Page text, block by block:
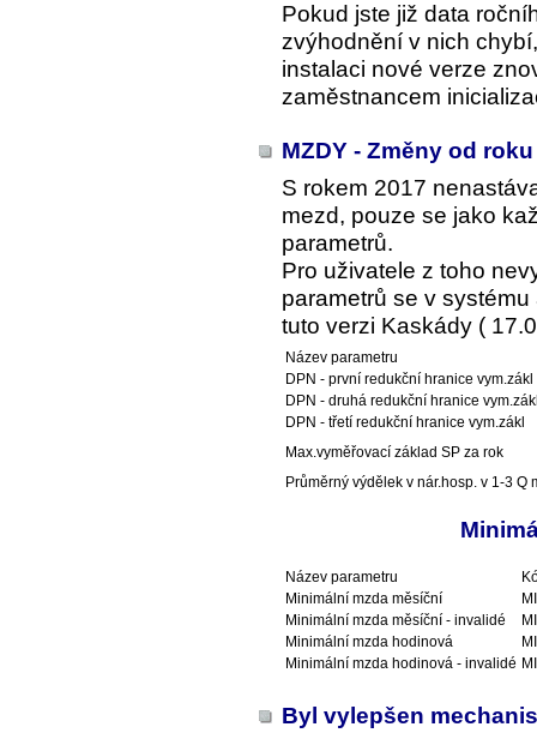
Pokud jste již data
zvýhodnění v nich
instalaci nové verze
zaměstnancem
MZDY - Změny od
S rokem 2017
mezd, pouze se jako
parametrů.
Pro uživatele z toho
parametrů se v
tuto verzi Kaskády (
Název parametru
DPN - první redukční hranice vym.zákl
DPN - druhá redukční hranice
DPN - třetí redukční hranice vym.zákl
Max.vyměřovací základ SP za rok
Průměrný výdělek v nár.hosp. v 1-3 Q
Název parametru
Minimální mzda měsíční
Minimální mzda měsíční - invalidé
Minimální mzda hodinová
Minimální mzda hodinová - invalidé
Byl vylepšen